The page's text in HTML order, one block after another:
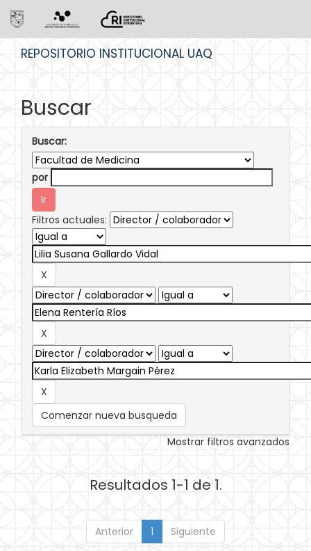
REPOSITORIO INSTITUCIONAL UAQ
Buscar
Buscar:
por
Filtros actuales:
Comenzar nueva busqueda
Mostrar filtros avanzados
Resultados 1-1 de 1.
Anterior 1 Siguiente